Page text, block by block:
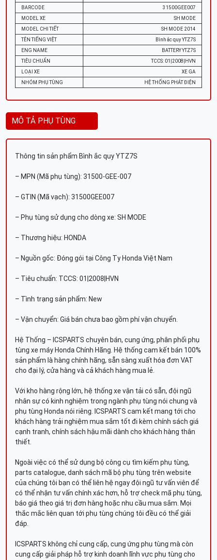
BARCODE
31500GEE007
MODEL XE
SH MODE
MODEL CHI TIẾT
SH MODE 2014
TÊN TIẾNG VIỆT
Bình ắc quy YTZ7S
ENG NAME
BATTERY YTZ7S
TIÊU CHUẨN
TCCS: 01|2008|HVN
LOẠI XE
XE GA
NHÓM PHỤ TÙNG
HỆ THỐNG PHÁT ĐIỆN
MÔ TẢ PHỤ TÙNG
Thông tin sản phẩm Bình ắc quy YTZ7S
– MPN (Mã phụ tùng): 31500-GEE-007
– GTIN (Mã vạch): 31500GEE007
– Phụ tùng sử dụng cho dòng xe: SH MODE
– Thương hiệu: HONDA
– Nguồn gốc: Đóng gói tại Công Ty Honda Việt Nam
– Tiêu chuẩn: TCCS: 01|2008|HVN
– Tình trạng sản phẩm: New
– Vận chuyển: Giá bán chưa bao gồm phí vận chuyển.
Hệ Thống – ICSPARTS chuyên bán, cung ứng, phân phối phụ
tùng xe máy Honda Chính Hãng. Hệ thống cam kết bán 100%
sản phẩm là hàng chính hãng, sẵn sàng xuất hóa đơn VAT
cho đại lý, cửa hàng và cả khách hàng mua lẻ.
Với kho hàng rộng lớn, hệ thống xe vận tải có sẵn, đội ngũ
nhân sự có kinh nghiệm trong ngành phụ tùng nói chung và
phụ tùng Honda nói riêng. ICSPARTS cam kết mang tới cho
khách hàng trải nghiệm mua sắm tốt đi kèm chính sách giá
cạnh tranh, chính sách hậu mãi dành cho khách hàng thân
thiết.
Ngoài việc có thể sử dụng bộ công cụ tìm kiếm phụ tùng,
parts catalogue, danh sách mã bộ phụ tùng trên website
của chúng tôi bạn có thể liên hệ ngay đội ngũ tư vấn viên để
có thể nhận tư vấn chính xác hơn, hỗ trợ check mã phụ tùng,
báo giá theo giá trị đơn hàng hoặc nhu cầu mua sắm. Mọi
thắc mắc liên quan tới phụ tùng chúng tôi đều có thể giải
đáp.
ICSPARTS không chỉ cung cấp, cung ứng phụ tùng mà còn
cung cấp giải pháp hỗ trợ kinh doanh lĩnh vực phụ tùng cho